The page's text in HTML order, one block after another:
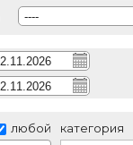
----
любой
категория